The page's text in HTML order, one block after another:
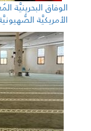
الوفاق البحرينيَّة
الأمريكيَّة الصُّهيونيَّة